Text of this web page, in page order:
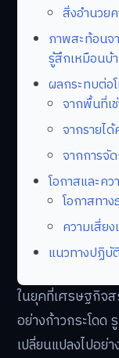
สิ่งอำนวย
ภาพสะท้อนจ
รู้สึกเหมือนบ้
ผลกระทบต่อ
จากพื้นที่
จากรายไ
จากการจั
โอกาสและค
โอกาสทา
ความเสี่ย
แนวทางปฏิบั
ในยุคที่เศรษฐกิจส
อย่างก้าวกระโดด
เปลี่ยนแปลงไปอย่